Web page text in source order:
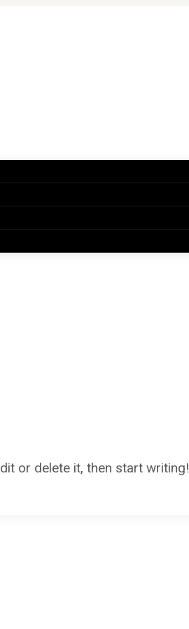
or delete it, then start writing!